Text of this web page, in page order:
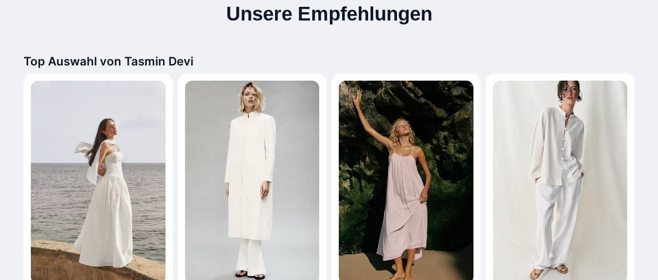
Unsere Empfehlungen
Top Auswahl von Tasmin Devi